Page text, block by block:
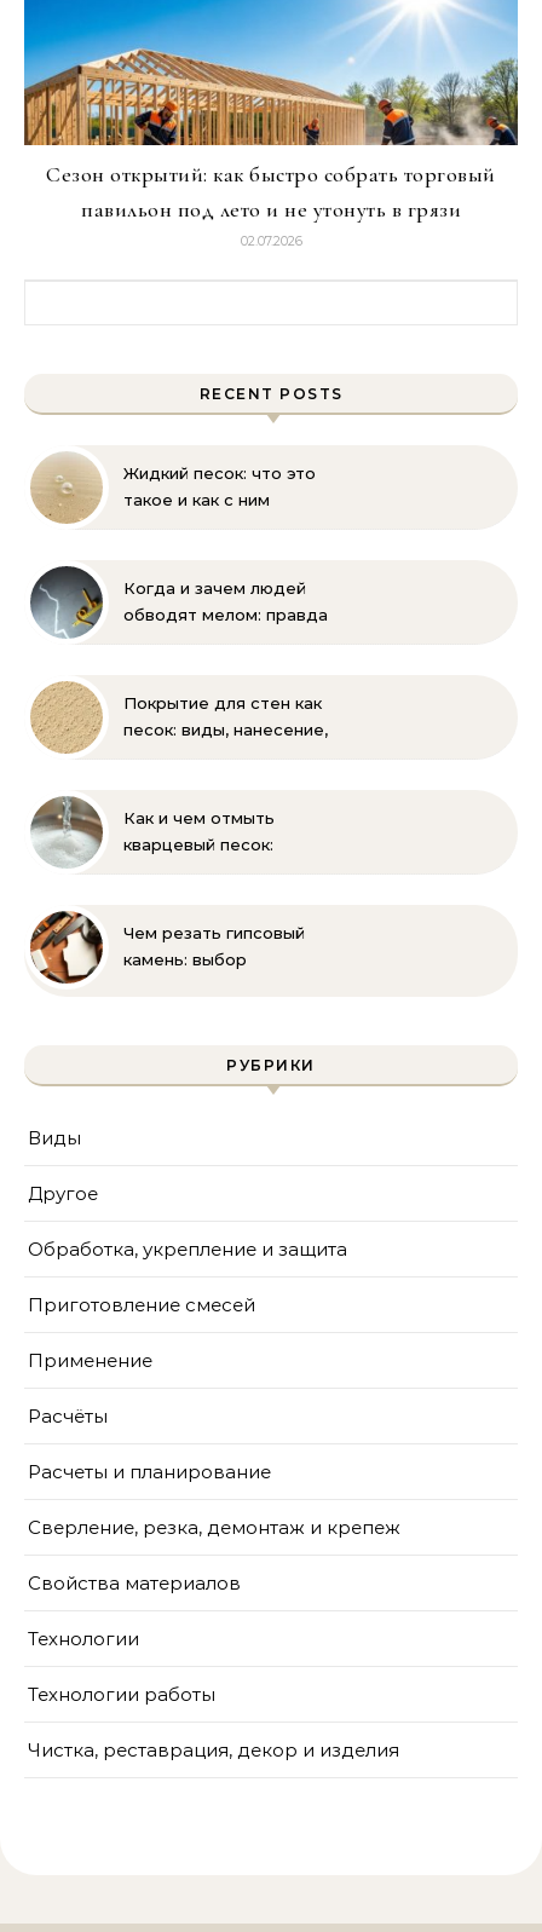
Сезон открытий: как быстро собрать торговый
павильон под лето и не утонуть в грязи
02.07.2026
RECENT POSTS
Жидкий песок: что это
такое и как с ним
Когда и зачем людей
обводят мелом: правда
Покрытие для стен как
песок: виды, нанесение,
Как и чем отмыть
кварцевый песок:
Чем резать гипсовый
камень: выбор
РУБРИКИ
Виды
Другое
Обработка, укрепление и защита
Приготовление смесей
Применение
Расчёты
Расчеты и планирование
Сверление, резка, демонтаж и крепеж
Свойства материалов
Технологии
Технологии работы
Чистка, реставрация, декор и изделия